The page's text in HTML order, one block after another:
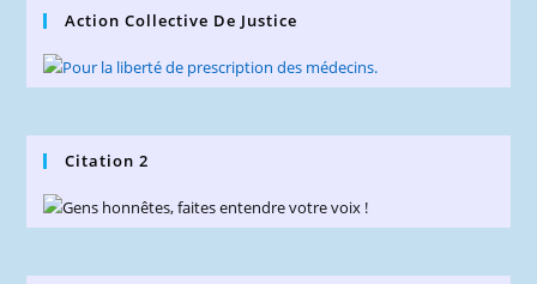
Action Collective De Justice
Citation 2